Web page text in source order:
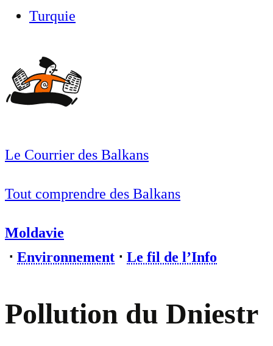
Turquie
Le Courrier des Balkans
Tout comprendre des Balkans
Moldavie
⋅ Environnement ⋅ Le fil de l’Info
Pollution du Dniestr